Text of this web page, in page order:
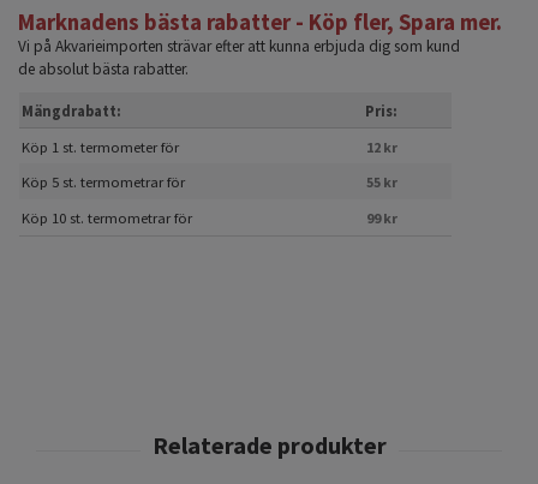
Marknadens bästa rabatter - Köp fler, Spara mer.
Vi på Akvarieimporten strävar efter att kunna erbjuda dig som kund
de absolut bästa rabatter.
Mängdrabatt:
Pris:
Köp 1 st. termometer för
12 kr
Köp 5 st. termometrar för
55 kr
Köp 10 st. termometrar för
99 kr